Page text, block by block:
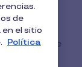
a la
lasección
de
de
el sitio
Política